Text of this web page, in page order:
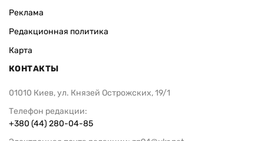
Реклама
Редакционная политика
Карта
КОНТАКТЫ
01010 Киев, ул. Князей Острожских, 19/1
Телефон редакции:
+380 (44) 280-04-85